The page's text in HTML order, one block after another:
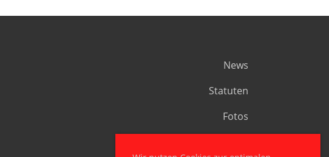
News
Statuten
Fotos